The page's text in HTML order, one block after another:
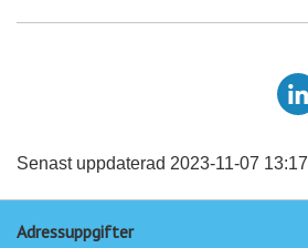
Senast uppdaterad 2023-11-07 13:17
Adressuppgifter